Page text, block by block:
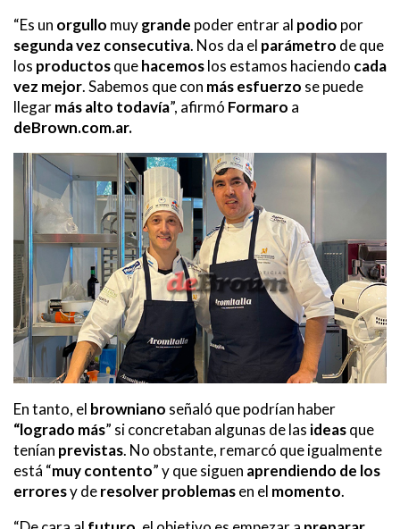
“Es un orgullo muygrande poder entrar al podio por
segunda vez consecutiva. Nos da el parámetro de que
los productosquehacemoslos estamos haciendo cada
vez mejor. Sabemos que con más esfuerzo se puede
llegarmás alto todavía”, afirmó Formaro a
deBrown.com.ar.
En tanto, el browniano señaló que podrían haber
“logrado más” si concretaban algunas de las ideasque
tenían previstas. No obstante, remarcó que igualmente
está “muy contento” y que siguen aprendiendo de los
erroresy deresolver problemasen el momento.